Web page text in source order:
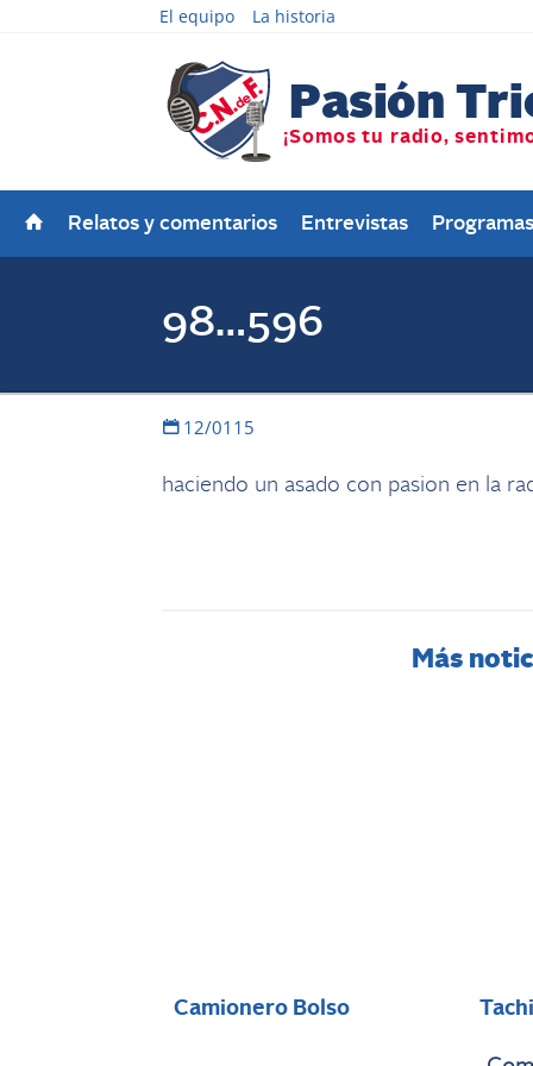
El equipo La historia
Relatos y comentarios Entrevistas Programas
98…596
12/0115
haciendo un asado con pasion en la
Más
Camionero Bolso